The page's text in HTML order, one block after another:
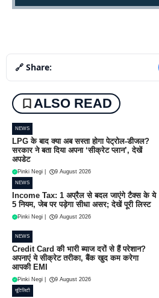
🔗 Share:
ALSO READ
NEWS
LPG के बाद क्या अब सस्ता होगा पेट्रोल-डीजल?
सरकार ने बता दिया अपना ‘सीक्रेट प्लान’, देखें
अपडेट
Pinki Negi 9 August 2026
NEWS
Income Tax: 1 अप्रैल से बदल जाएंगे टैक्स के ये
5 नियम, जेब पर पड़ेगा सीधा असर; देखें पूरी लिस्ट
Pinki Negi 9 August 2026
NEWS
Credit Card की भारी ब्याज दरों से हैं परेशान?
अपनाएं ये सीक्रेट तरीका, बैंक खुद कम करेगा
आपकी EMI
Pinki Negi 9 August 2026
यूटिलिटी